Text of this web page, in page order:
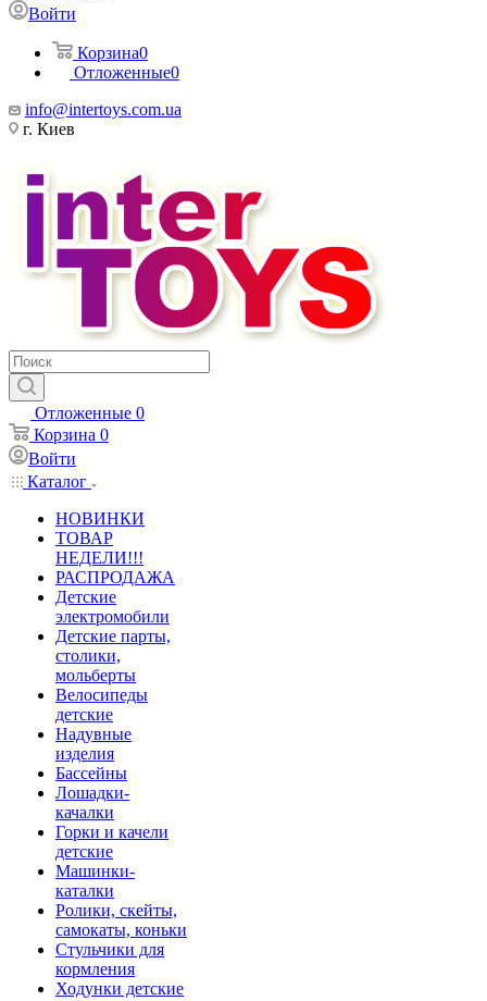
Войти
Корзина0
Отложенные0
info@intertoys.com.ua
г. Киев
Отложенные 0
Корзина 0
Войти
Каталог
НОВИНКИ
ТОВАР
НЕДЕЛИ!!!
РАСПРОДАЖА
Детские
электромобили
Детские парты,
столики,
мольберты
Велосипеды
детские
Надувные
изделия
Бассейны
Лошадки-
качалки
Горки и качели
детские
Машинки-
каталки
Ролики, скейты,
самокаты, коньки
Стульчики для
кормления
Ходунки детские